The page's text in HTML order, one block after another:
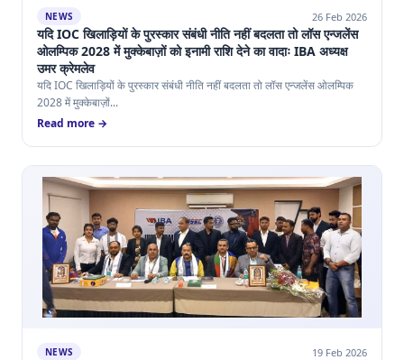
NEWS 26 Feb 2026
यदि IOC खिलाड़ियों के पुरस्कार संबंधी नीति नहीं बदलता तो लॉस एन्जलेंस
ओलम्पिक 2028 में मुक्केबाज़ों को इनामी राशि देने का वादाः IBA अध्यक्ष
उमर क्रेमलेव
यदि IOC खिलाड़ियों के पुरस्कार संबंधी नीति नहीं बदलता तो लॉस एन्जलेंस ओलम्पिक
2028 में मुक्केबाज़ों...
Read more →
NEWS 19 Feb 2026